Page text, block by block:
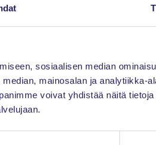
sosiaalisen median
mainosalan ja analytiikka-
voivat yhdistää näitä